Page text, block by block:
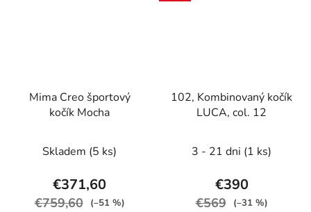
Mima Creo športový
kočík Mocha
Skladem (5 ks)
€371,60
€759,60 (–51 %)
102, Kombinovaný kočík
LUCA, col. 12
3 - 21 dni (1 ks)
€390
€569 (–31 %)